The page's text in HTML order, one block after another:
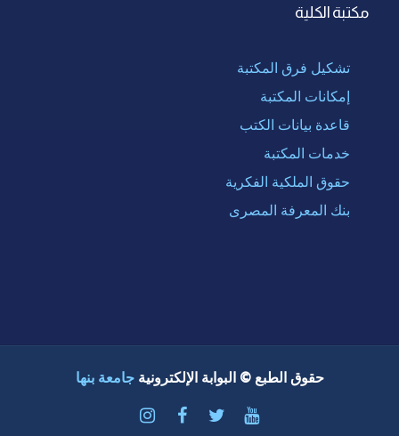
مكتبة الكلية
تشكيل فرق المكتبة
إمكانات المكتبة
قاعدة بيانات الكتب
خدمات المكتبة
حقوق الملكية الفكرية
بنك المعرفة المصرى
حقوق الطبع © البوابة الإلكترونية جامعة بنها